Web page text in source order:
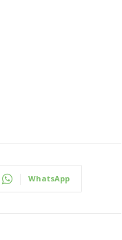
WhatsApp